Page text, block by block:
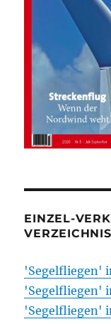
EINZEL-
VERZEICHNIS
'Segelfliegen'
'Segelfliegen'
'Segelfliegen'